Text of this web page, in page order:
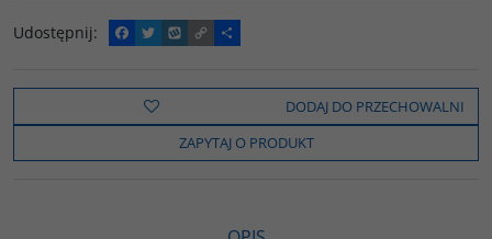
Udostępnij:
F
a
e
o
k
T
w
t
t
e
W
y
o
C
o
y
i
n
k
P
o
z
e
l
s
DODAJ DO PRZECHOWALNI
ZAPYTAJ O PRODUKT